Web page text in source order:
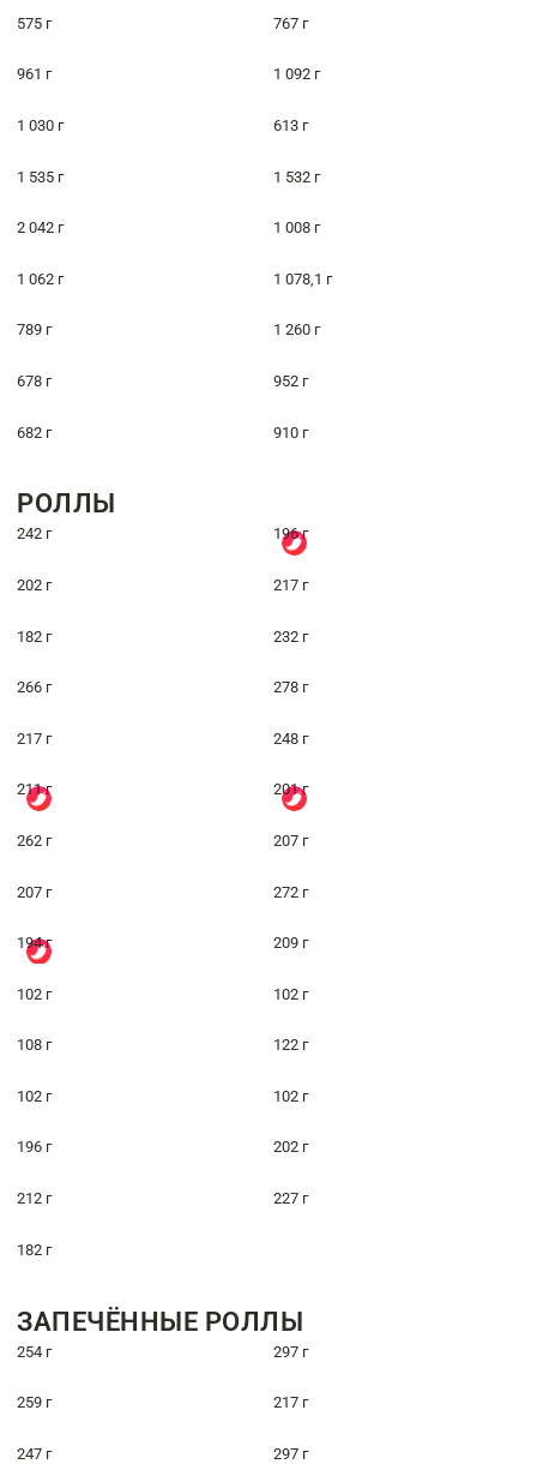
575 г 767 г
961 г 1 092 г
1 030 г 613 г
1 535 г 1 532 г
2 042 г 1 008 г
1 062 г 1 078,1 г
789 г 1 260 г
678 г 952 г
682 г 910 г
РОЛЛЫ
242 г 196 г
202 г 217 г
182 г 232 г
266 г 278 г
217 г 248 г
211 г 201 г
262 г 207 г
207 г 272 г
194 г 209 г
102 г 102 г
108 г 122 г
102 г 102 г
196 г 202 г
212 г 227 г
182 г
ЗАПЕЧЁННЫЕ РОЛЛЫ
254 г 297 г
259 г 217 г
247 г 297 г